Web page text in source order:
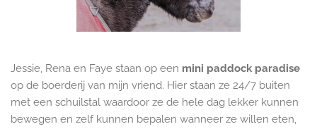
Jessie, Rena en Faye staan op een mini paddock paradise
op de boerderij van mijn vriend. Hier staan ze 24/7 buiten
met een schuilstal waardoor ze de hele dag lekker kunnen
bewegen en zelf kunnen bepalen wanneer ze willen eten,